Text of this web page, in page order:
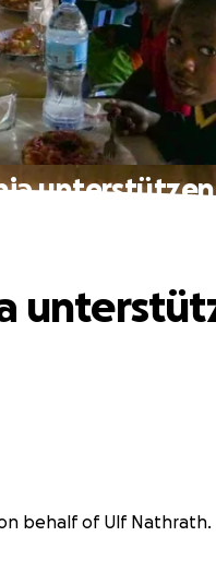
unterstützen
behalf of Ulf Nathrath.